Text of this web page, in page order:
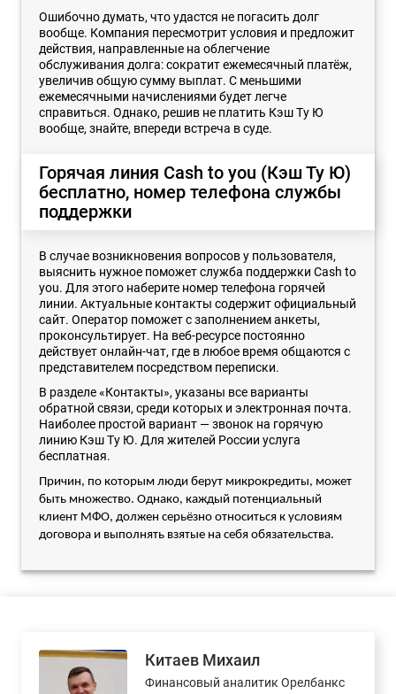
Ошибочно думать, что удастся не погасить долг
вообще. Компания пересмотрит условия и предложит
действия, направленные на облегчение
обслуживания долга: сократит ежемесячный платёж,
увеличив общую сумму выплат. С меньшими
ежемесячными начислениями будет легче
справиться. Однако, решив не платить Кэш Ту Ю
вообще, знайте, впереди встреча в суде.
Горячая линия Cash to you (Кэш Ту Ю)
бесплатно, номер телефона службы
поддержки
В случае возникновения вопросов у пользователя,
выяснить нужное поможет служба поддержки Cash to
you. Для этого наберите номер телефона горячей
линии. Актуальные контакты содержит официальный
сайт. Оператор поможет с заполнением анкеты,
проконсультирует. На веб-ресурсе постоянно
действует онлайн-чат, где в любое время общаются с
представителем посредством переписки.
В разделе «Контакты», указаны все варианты
обратной связи, среди которых и электронная почта.
Наиболее простой вариант — звонок на горячую
линию Кэш Ту Ю. Для жителей России услуга
бесплатная.
Причин, по которым люди берут микрокредиты, может
быть множество. Однако, каждый потенциальный
клиент МФО, должен серьёзно относиться к условиям
договора и выполнять взятые на себя обязательства.
Китаев Михаил
Финансовый аналитик Орелбанкс